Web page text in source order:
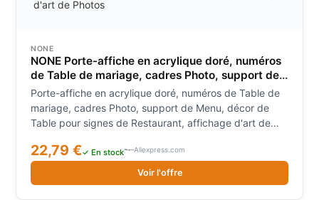
NONE
NONE Porte-affiche en acrylique doré, numéros
de Table de mariage, cadres Photo, support de
Menu, décor de Table pour signes de
Restaurant, affichage d'art de Photos
Porte-affiche en acrylique doré, numéros de Table de
mariage, cadres Photo, support de Menu, décor de
Table pour signes de Restaurant, affichage d'art de
22,79 €✓ En stock Aliexpress.com
Voir l'offre